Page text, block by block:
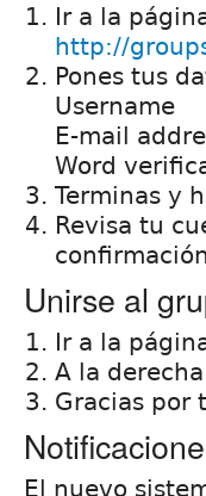
Ir a la
http://
Pones tus
Username
E-mail
Word
Terminas y
Revisa tu
Unirse al
Ir a la
A la
Gracias por
El nuevo